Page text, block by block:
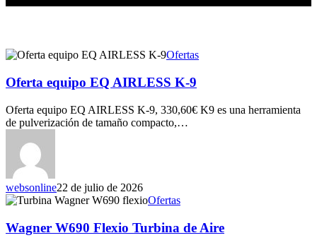
Ofertas
Oferta equipo EQ AIRLESS K-9
Oferta equipo EQ AIRLESS K-9, 330,60€ K9 es una herramienta
de pulverización de tamaño compacto,…
websonline22 de julio de 2026
Ofertas
Wagner W690 Flexio Turbina de Aire